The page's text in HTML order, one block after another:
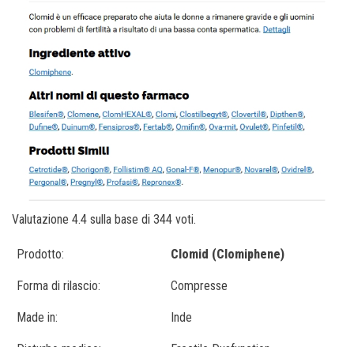
Valutazione 4.4 sulla base di 344 voti.
Prodotto: Clomid (Clomiphene)
Forma di rilascio: Compresse
Made in: Inde